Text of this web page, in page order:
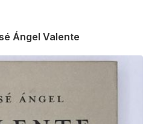
Ángel Valente